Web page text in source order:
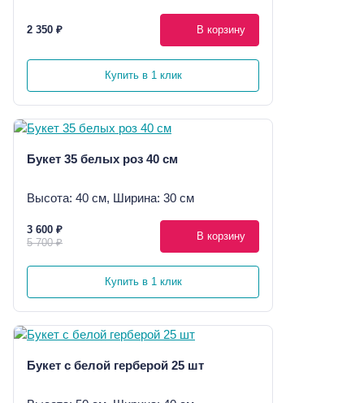
2 350 ₽ В корзину
Купить в 1 клик
Букет 35 белых роз 40 см
Высота: 40 см, Ширина: 30 см
3 600 ₽
5 700 ₽
В корзину
Купить в 1 клик
Букет с белой герберой 25 шт